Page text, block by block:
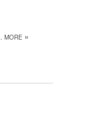
MORE »